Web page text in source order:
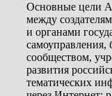
Основные цели
между
и органами
самоуправления,
сообществом,
развития
тематических